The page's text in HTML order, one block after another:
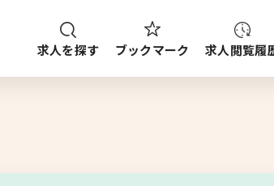
求人を探す ブックマーク 求人閲覧履